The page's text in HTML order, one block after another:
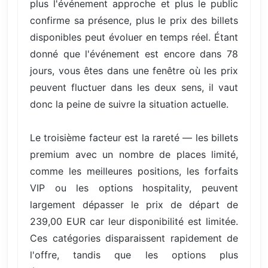
plus l'événement approche et plus le public
confirme sa présence, plus le prix des billets
disponibles peut évoluer en temps réel. Étant
donné que l'événement est encore dans 78
jours, vous êtes dans une fenêtre où les prix
peuvent fluctuer dans les deux sens, il vaut
donc la peine de suivre la situation actuelle.
Le troisième facteur est la rareté — les billets
premium avec un nombre de places limité,
comme les meilleures positions, les forfaits
VIP ou les options hospitality, peuvent
largement dépasser le prix de départ de
239,00 EUR car leur disponibilité est limitée.
Ces catégories disparaissent rapidement de
l'offre, tandis que les options plus